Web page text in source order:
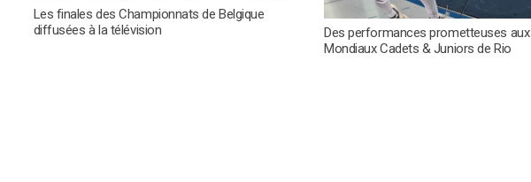
Les finales des Championnats de Belgique
diffusées à la télévision
Des performances prometteuses aux
Mondiaux Cadets & Juniors de Rio